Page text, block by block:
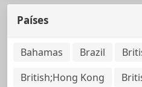
Países
Bahamas Brazil
British;Hong Kong